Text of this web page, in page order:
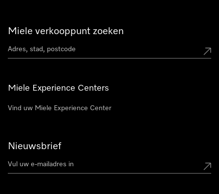
Miele verkooppunt zoeken
Miele Experience Centers
Vind uw Miele Experience Center
Nieuwsbrief